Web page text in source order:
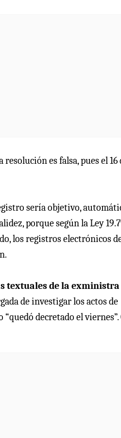
es falsa, pues el 16
sería objetivo,
porque según la Ley
los registros electrónicos
textuales de la exministra
de investigar los actos de
decretado el viernes”.